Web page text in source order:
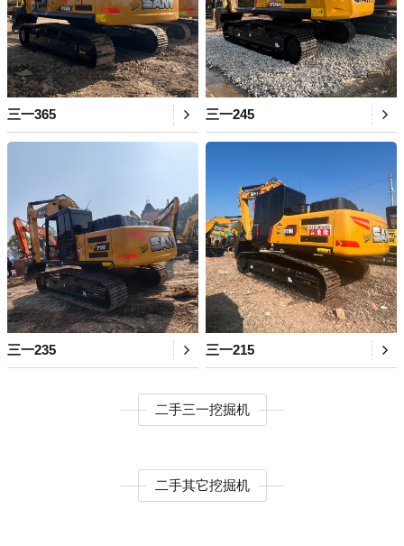
三一365 三一245
三一235 三一215
二手三一挖掘机
二手其它挖掘机